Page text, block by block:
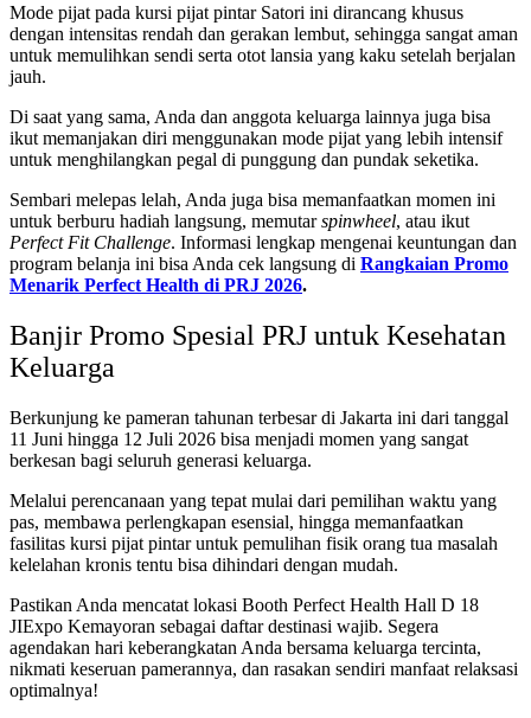
Mode pijat pada kursi pijat pintar Satori ini dirancang khusus
dengan intensitas rendah dan gerakan lembut, sehingga sangat aman
untuk memulihkan sendi serta otot lansia yang kaku setelah berjalan
jauh.
Di saat yang sama, Anda dan anggota keluarga lainnya juga bisa
ikut memanjakan diri menggunakan mode pijat yang lebih intensif
untuk menghilangkan pegal di punggung dan pundak seketika.
Sembari melepas lelah, Anda juga bisa memanfaatkan momen ini
untuk berburu hadiah langsung, memutarspinwheel, atau ikut
Perfect Fit Challenge. Informasi lengkap mengenai keuntungan dan
program belanja ini bisa Anda cek langsung di Rangkaian Promo
Menarik Perfect Health di PRJ 2026.
Banjir Promo Spesial PRJ untuk Kesehatan
Keluarga
Berkunjung ke pameran tahunan terbesar di Jakarta ini dari tanggal
11 Juni hingga 12 Juli 2026 bisa menjadi momen yang sangat
berkesan bagi seluruh generasi keluarga.
Melalui perencanaan yang tepat mulai dari pemilihan waktu yang
pas, membawa perlengkapan esensial, hingga memanfaatkan
fasilitas kursi pijat pintar untuk pemulihan fisik orang tua masalah
kelelahan kronis tentu bisa dihindari dengan mudah.
Pastikan Anda mencatat lokasi Booth Perfect Health Hall D 18
JIExpo Kemayoran sebagai daftar destinasi wajib. Segera
agendakan hari keberangkatan Anda bersama keluarga tercinta,
nikmati keseruan pamerannya, dan rasakan sendiri manfaat relaksasi
optimalnya!